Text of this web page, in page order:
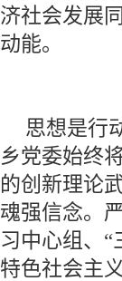
济社会发展
动能。
思想是行
乡党委始终
的创新理论
魂强信念。
习中心组、
特色社会主